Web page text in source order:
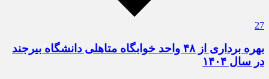
27
بهره برداری از ۴۸ واحد خوابگاه متاهلی دانشگاه بیرجند
در سال ۱۴۰۴